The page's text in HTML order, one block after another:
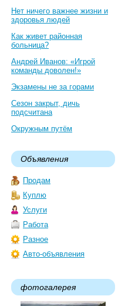
Нет ничего важнее жизни и
здоровья людей
Как живет районная
больница?
Андрей Иванов: «Игрой
команды доволен!»
Экзамены не за горами
Сезон закрыт, дичь
подсчитана
Окружным путём
Объявления
Продам
Куплю
Услуги
Работа
Разное
Авто-объявления
фотогалерея